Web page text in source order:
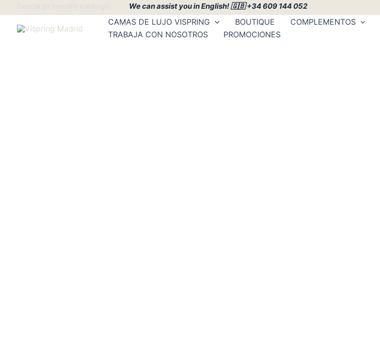
contenido
We can assist you in English! 🇬🇧+34 609 144 052
CAMAS DE LUJO VISPRING BOUTIQUE COMPLEMENTOS
TRABAJA CON NOSOTROS
PROMOCIONES